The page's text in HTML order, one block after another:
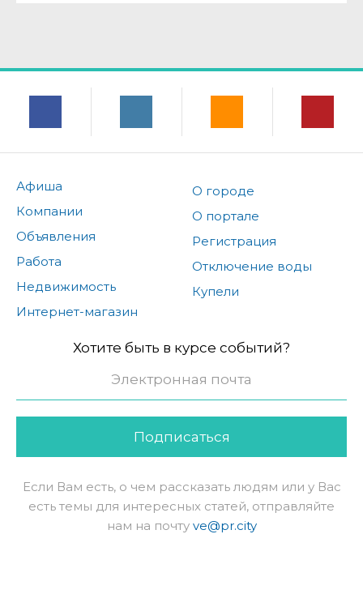
Афиша
Компании
Объявления
Работа
Недвижимость
Интернет-магазин
О городе
О портале
Регистрация
Отключение воды
Купели
Хотите быть в курсе событий?
Подписаться
Если Вам есть, о чем рассказать людям или у Вас
есть темы для интересных статей, отправляйте
нам на почту ve@pr.city